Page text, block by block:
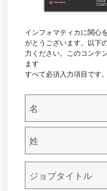
インフォマティカに関心
がとうございます。以下
力ください。このコンテ
ます
すべて必須入力項目です。